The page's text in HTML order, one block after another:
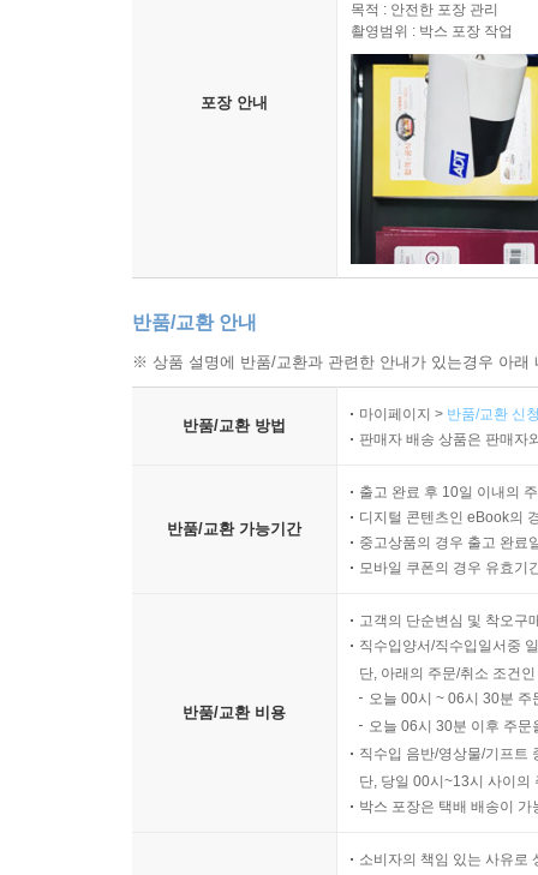
포장 안내
목적 : 안전한 포장 관리
촬영범위 : 박스 포장 작업
반품/교환 안내
※ 상품 설명에 반품/교환과 관련한 안내가 있는경우 아
반품/교환 방법
마이페이지 > 반품/교환 신
판매자 배송 상품은 판매자
반품/교환 가능기간
출고 완료 후 10일 이내의
디지털 콘텐츠인 eBook의
중고상품의 경우 출고 완료
모바일 쿠폰의 경우 유효기
반품/교환 비용
고객의 단순변심 및 착오구
직수입양서/직수입일서중
단, 아래의 주문/취소 조건
오늘 00시 ~ 06시 30분
오늘 06시 30분 이후 주
직수입 음반/영상물/기프트
단, 당일 00시~13시 사이의
박스 포장은 택배 배송이
소비자의 책임 있는 사유로